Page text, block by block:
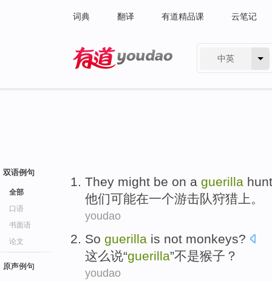
词典 翻译 有道精品课 云笔记
中英
双语例句
全部
口语
书面语
论文
原声例句
They might be on a guerilla hunt
他们可能在一个游击队狩猎 上。
youdao
So guerilla is not monkeys?
这么说“guerilla”不是猴子 ？
youdao